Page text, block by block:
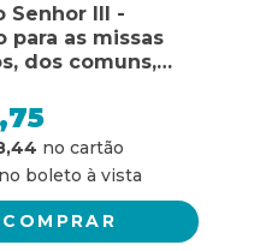
Senhor III -
para as missas
dos comuns,
necessidades
para as
santos, dos
diversas
e votivas
COMPRAR